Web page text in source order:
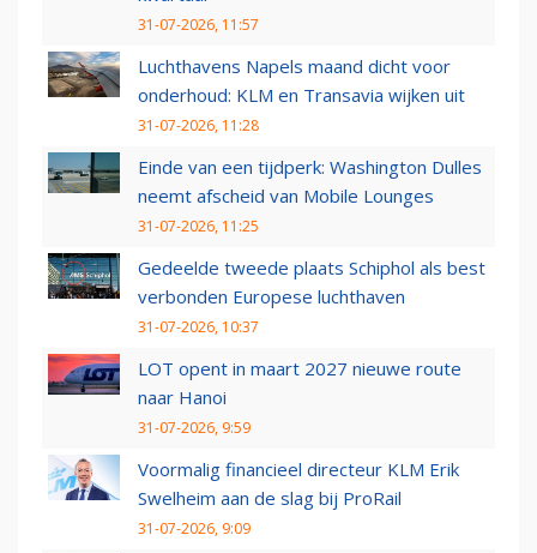
31-07-2026, 11:57
Luchthavens Napels maand dicht voor
onderhoud: KLM en Transavia wijken uit
31-07-2026, 11:28
Einde van een tijdperk: Washington Dulles
neemt afscheid van Mobile Lounges
31-07-2026, 11:25
Gedeelde tweede plaats Schiphol als best
verbonden Europese luchthaven
31-07-2026, 10:37
LOT opent in maart 2027 nieuwe route
naar Hanoi
31-07-2026, 9:59
Voormalig financieel directeur KLM Erik
Swelheim aan de slag bij ProRail
31-07-2026, 9:09